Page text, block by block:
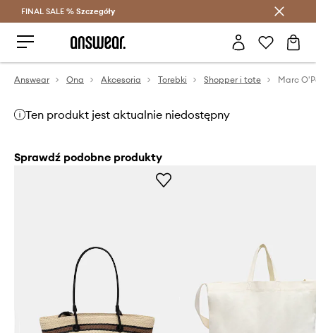
Oszczędzaj z Answear Club >
FINAL SALE % Szczegóły
Answear Ona Akcesoria Torebki Shopper i tote Marc
Ten produkt jest aktualnie niedostępny
Sprawdź podobne produkty